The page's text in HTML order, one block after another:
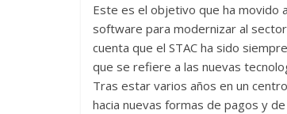
Este es el objetivo que ha movido
software para modernizar al
cuenta que el STAC ha sido
que se refiere a las nuevas
Tras estar varios años en un
hacia nuevas formas de pagos y